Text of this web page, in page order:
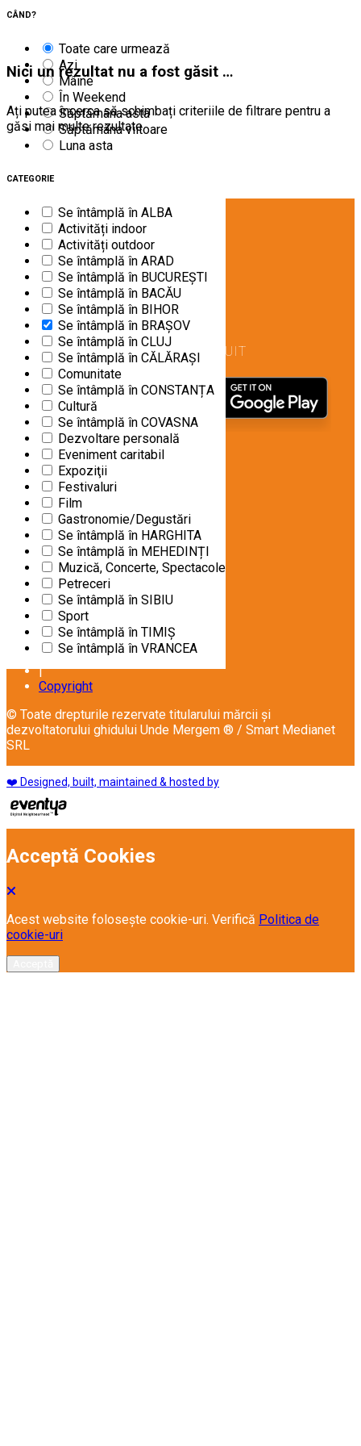
CÂND?
Toate care urmează
Azi
Mâine
În Weekend
Săptămâna asta
Săptămâna viitoare
Luna asta
CATEGORIE
Se întâmplă în ALBA
Activități indoor
Activități outdoor
Se întâmplă în ARAD
Se întâmplă în BUCUREȘTI
Se întâmplă în BACĂU
Se întâmplă în BIHOR
Se întâmplă în BRAŞOV
Se întâmplă în CLUJ
Se întâmplă în CĂLĂRAȘI
Comunitate
Se întâmplă în CONSTANȚA
Cultură
Se întâmplă în COVASNA
Dezvoltare personală
Eveniment caritabil
Expoziţii
Festivaluri
Film
Gastronomie/Degustări
Se întâmplă în HARGHITA
Se întâmplă în MEHEDINȚI
Muzică, Concerte, Spectacole
Petreceri
Se întâmplă în SIBIU
Sport
Se întâmplă în TIMIȘ
Se întâmplă în VRANCEA
Nici un rezultat nu a fost găsit …
Ați putea încerca să schimbați criteriile de filtrare pentru a
găsi mai multe rezultate.
DESCARCĂ GRATUIT
URMĂREȘTE-NE PE
Despre noi
|
Contactează-ne
|
Termeni și condiții
|
Politica de confidențialitate
|
Politica de cookie-uri
|
Copyright
© Toate drepturile rezervate titularului mărcii și
dezvoltatorului ghidului Unde Mergem ® / Smart Medianet
SRL
❤️ Designed, built, maintained & hosted by
Acceptă Cookies
Acest website folosește cookie-uri. Verifică Politica de
cookie-uri